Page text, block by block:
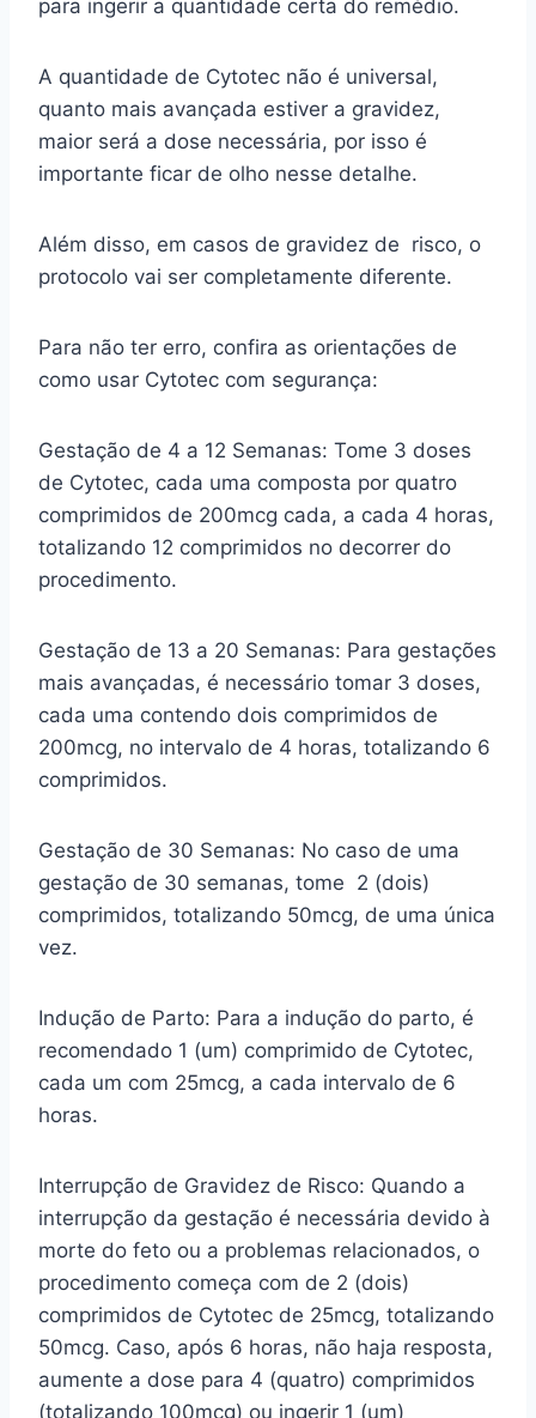
para ingerir a quantidade certa do remédio.
A quantidade de Cytotec não é universal,
quanto mais avançada estiver a gravidez,
maior será a dose necessária, por isso é
importante ficar de olho nesse detalhe.
Além disso, em casos de gravidez de risco, o
protocolo vai ser completamente diferente.
Para não ter erro, confira as orientações de
como usar Cytotec com segurança:
Gestação de 4 a 12 Semanas: Tome 3 doses
de Cytotec, cada uma composta por quatro
comprimidos de 200mcg cada, a cada 4 horas,
totalizando 12 comprimidos no decorrer do
procedimento.
Gestação de 13 a 20 Semanas: Para gestações
mais avançadas, é necessário tomar 3 doses,
cada uma contendo dois comprimidos de
200mcg, no intervalo de 4 horas, totalizando 6
comprimidos.
Gestação de 30 Semanas: No caso de uma
gestação de 30 semanas, tome 2 (dois)
comprimidos, totalizando 50mcg, de uma única
vez.
Indução de Parto: Para a indução do parto, é
recomendado 1 (um) comprimido de Cytotec,
cada um com 25mcg, a cada intervalo de 6
horas.
Interrupção de Gravidez de Risco: Quando a
interrupção da gestação é necessária devido à
morte do feto ou a problemas relacionados, o
procedimento começa com de 2 (dois)
comprimidos de Cytotec de 25mcg, totalizando
50mcg. Caso, após 6 horas, não haja resposta,
aumente a dose para 4 (quatro) comprimidos
(totalizando 100mcg) ou ingerir 1 (um)